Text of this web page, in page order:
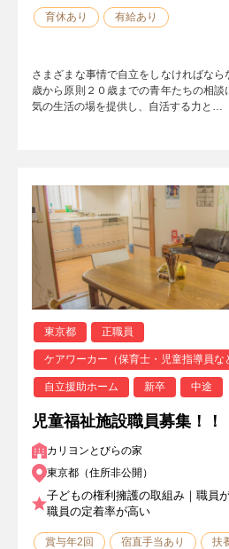
育休あり 有給あり
さまざまな事情で自立をしなければなら
歳から原則２０歳までの青年たちの相
気の生活の場を提供し、自活する力と…
東京都 正職員
ケアワーカー（保育士・児童指導員な
自立援助ホーム 新卒 中途
児童福祉施設職員募集！！
カリヨンとびらの家
東京都（住所非公開）
子どもの権利擁護の取組み｜職員
職員の定着率が高い
賞与年2回 宿直手当あり 扶